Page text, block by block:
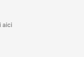
aici